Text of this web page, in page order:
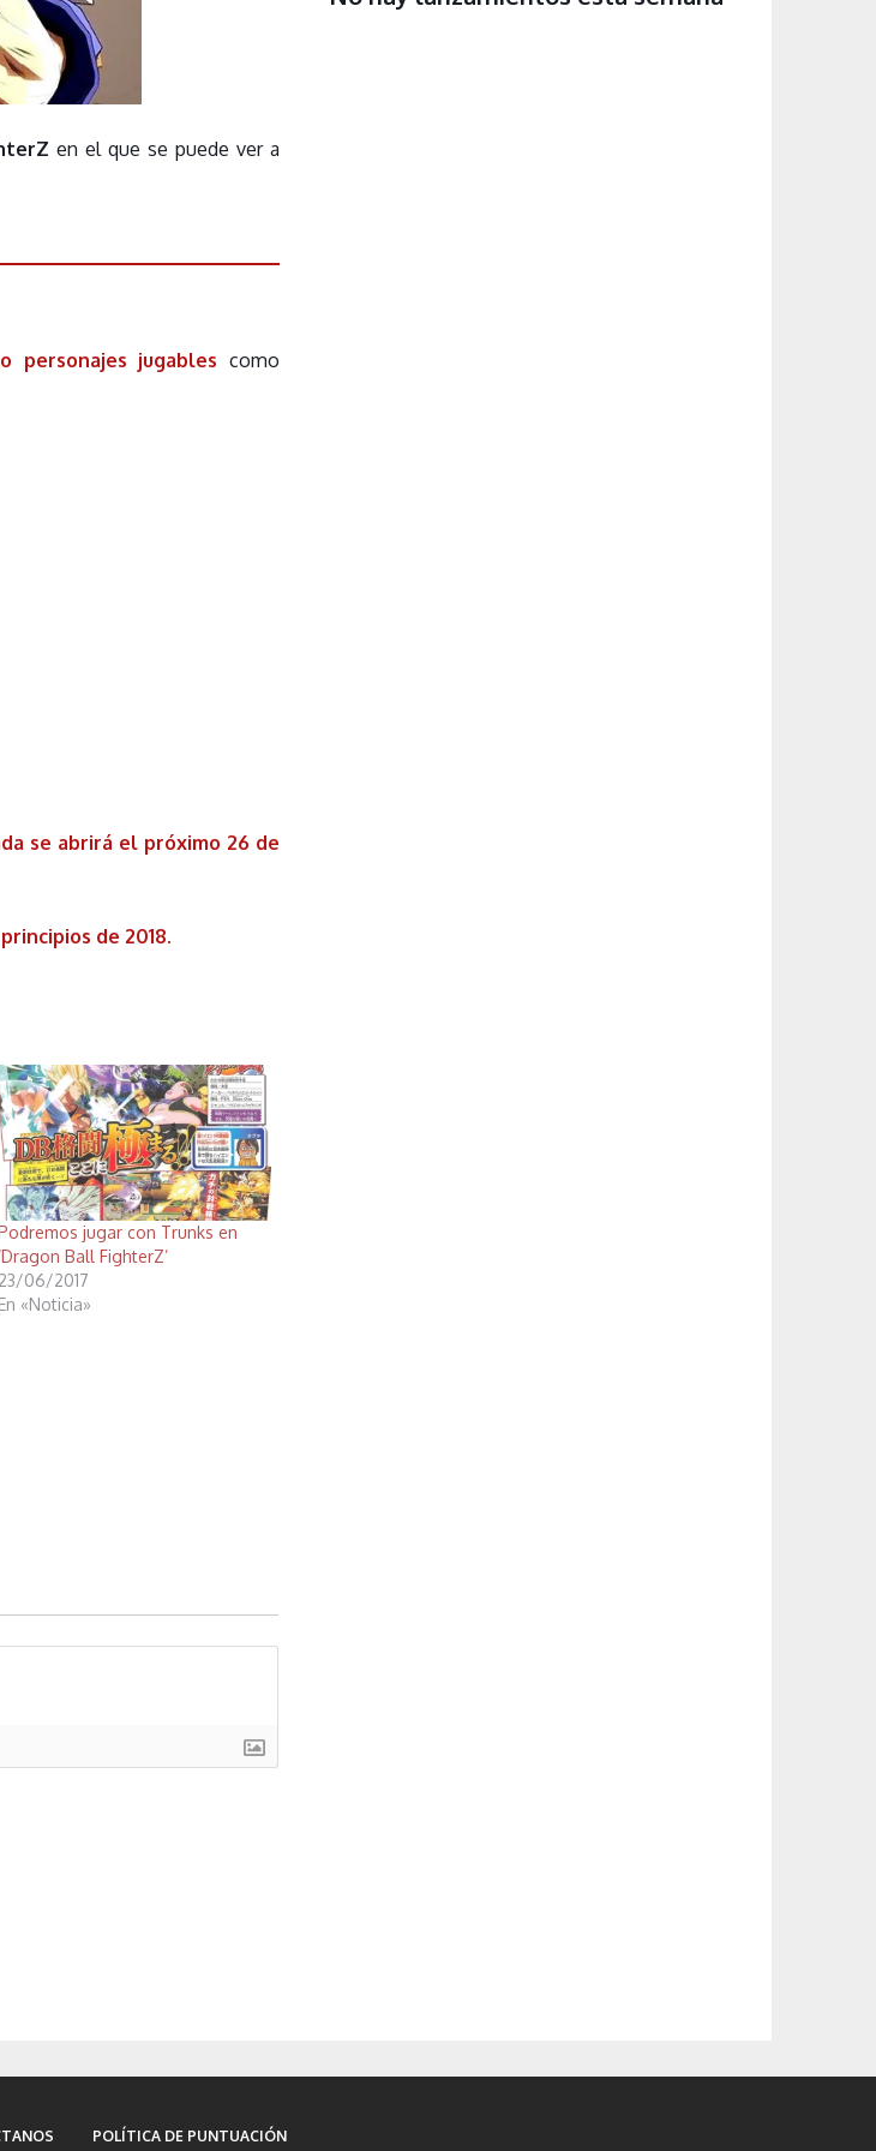
en el que se puede ver a
personajes jugables como
se abrirá el próximo 26 de
de 2018.
jugar con Trunks en
‘Dragon Ball FighterZ’
23/06/2017
En «Noticia»
POLÍTICA DE PUNTUACIÓN